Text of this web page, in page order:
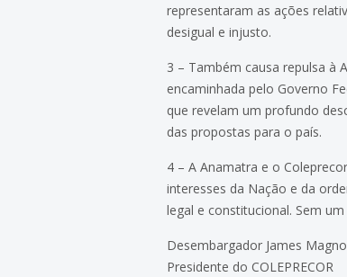
representaram as ações
desigual e injusto.
3 – Também causa repulsa à
encaminhada pelo Governo
que revelam um profundo
das propostas para o país.
4 – A Anamatra e o
interesses da Nação e da
legal e constitucional. Sem
Desembargador James
Presidente do COLEPRECOR